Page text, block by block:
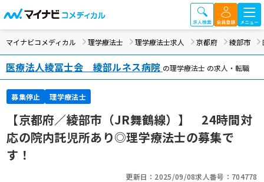
マイナビコメディカル 理学療法士 理学療法士求人 京都府 綾部市
医療法人綾冨士会 綾部ルネス病院 の理学療法士 の求人・転職
募集停止 理学療法士
【京都府／綾部市（JR舞鶴線）】 24時間対
応の院内託児所あり◎理学療法士の募集で
す！
更新日：2025/09/08求人番号：704778